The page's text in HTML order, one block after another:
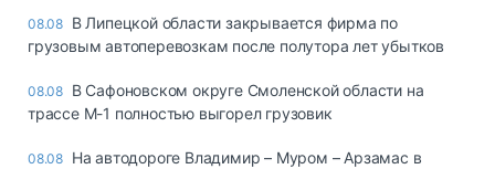
08.08 В Липецкой области закрывается фирма по
грузовым автоперевозкам после полутора лет убытков
08.08 В Сафоновском округе Смоленской области на
трассе М-1 полностью выгорел грузовик
08.08 На автодороге Владимир – Муром – Арзамас в